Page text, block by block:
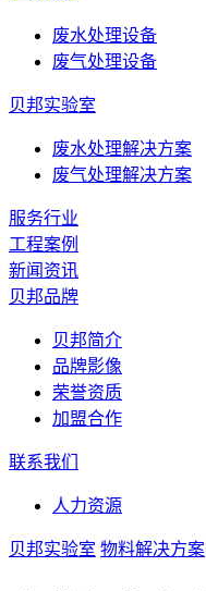
废水处理设备
废气处理设备
贝邦实验室
废水处理解决方案
废气处理解决方案
服务行业
工程案例
新闻资讯
贝邦品牌
贝邦简介
品牌影像
荣誉资质
加盟合作
联系我们
人力资源
贝邦实验室 物料解决方案